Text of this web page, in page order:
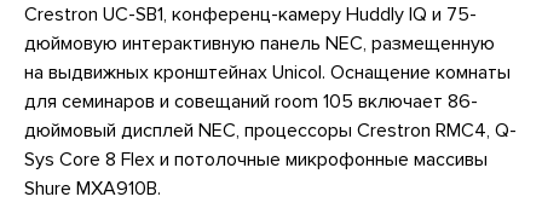
Crestron UC-SB1, конференц-камеру Huddly IQ и 75-
дюймовую интерактивную панель NEC, размещенную
на выдвижных кронштейнах Unicol. Оснащение комнаты
для семинаров и совещаний room 105 включает 86-
дюймовый дисплей NEC, процессоры Crestron RMC4, Q-
Sys Core 8 Flex и потолочные микрофонные массивы
Shure MXA910B.